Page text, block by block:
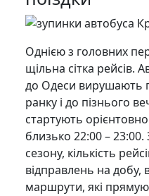
Однією з головних
щільна сітка рейсів.
до Одеси вирушають
ранку і до пізнього
стартують
близько 22:00 –
сезону, кількість
відправлень на добу,
маршрути, які